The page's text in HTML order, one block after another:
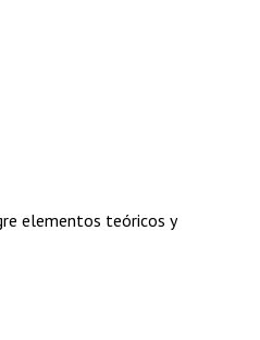
elementos teóricos y